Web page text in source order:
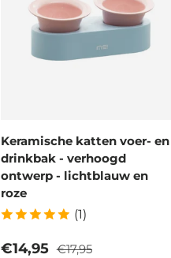
Keramische katten voer- en
drinkbak - verhoogd
ontwerp - lichtblauw en
roze
(1)
Verkoopprijs
€14,95 Reguliere prijs
€17,95